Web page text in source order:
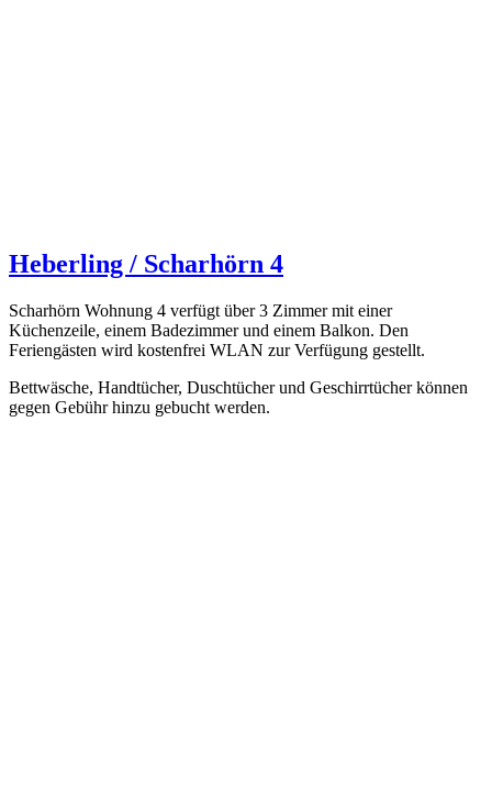
Heberling / Scharhörn 4
Scharhörn Wohnung 4 verfügt über 3 Zimmer mit einer
Küchenzeile, einem Badezimmer und einem Balkon. Den
Feriengästen wird kostenfrei WLAN zur Verfügung gestellt.
Bettwäsche, Handtücher, Duschtücher und Geschirrtücher können
gegen Gebühr hinzu gebucht werden.